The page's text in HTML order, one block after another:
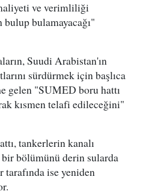
ve verimliliği
bulamayacağı"
Suudi Arabistan'ın
sürdürmek için başlıca
gelen "SUMED boru hattı
kısmen telafi edileceğini"
tankerlerin kanalı
bölümünü derin sularda
tarafında ise yeniden